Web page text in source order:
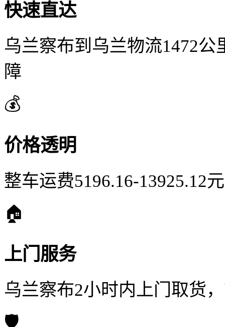
快速直达
乌兰察布到乌兰物流1472
障
💰
价格透明
整车运费5196.16-13925.12
🏠
上门服务
乌兰察布2小时内上门取货
🛡️